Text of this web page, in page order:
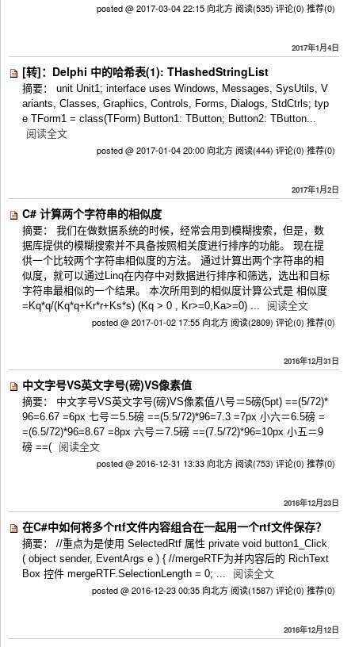
posted @ 2017-03-04 22:15 向北方 阅读(535) 评论(0) 推荐(0)
2017年1月4日
[转]：Delphi 中的哈希表(1): THashedStringList
摘要： unit Unit1; interface uses Windows, Messages, SysUtils, V
ariants, Classes, Graphics, Controls, Forms, Dialogs, StdCtrls; typ
e TForm1 = class(TForm) Button1: TButton; Button2: TButton...
阅读全文
posted @ 2017-01-04 20:00 向北方 阅读(444) 评论(0) 推荐(0)
2017年1月2日
C# 计算两个字符串的相似度
摘要： 我们在做数据系统的时候，经常会用到模糊搜索，但是，数
据库提供的模糊搜索并不具备按照相关度进行排序的功能。 现在提
供一个比较两个字符串相似度的方法。 通过计算出两个字符串的相
似度，就可以通过Linq在内存中对数据进行排序和筛选，选出和目标
字符串最相似的一个结果。 本次所用到的相似度计算公式是 相似度
=Kq*q/(Kq*q+Kr*r+Ks*s) (Kq > 0 , Kr>=0,Ka>=0) ...
阅读全文
posted @ 2017-01-02 17:55 向北方 阅读(2809) 评论(0) 推荐(0)
2016年12月31日
中文字号VS英文字号(磅)VS像素值
摘要： 中文字号VS英文字号(磅)VS像素值八号＝5磅(5pt) ==(5/72)*
96=6.67 =6px 七号＝5.5磅 ==(5.5/72)*96=7.3 =7px 小六＝6.5磅 =
=(6.5/72)*96=8.67 =8px 六号＝7.5磅 ==(7.5/72)*96=10px 小五＝9
磅 ==(
阅读全文
posted @ 2016-12-31 13:33 向北方 阅读(753) 评论(0) 推荐(0)
2016年12月23日
在C#中如何将多个rtf文件内容组合在一起用一个rtf文件保存？
摘要： //重点为是使用 SelectedRtf 属性 private void button1_Click
( object sender, EventArgs e ) { //mergeRTF为并内容后的 RichText
Box 控件 mergeRTF.SelectionLength = 0; ...
阅读全文
posted @ 2016-12-23 00:35 向北方 阅读(1587) 评论(0) 推荐(0)
2016年12月12日